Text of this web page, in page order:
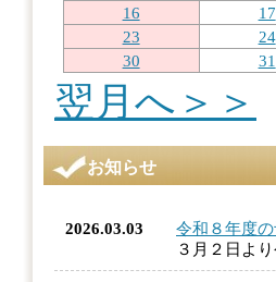
16
17
23
24
30
31
翌月へ＞＞
お知らせ
2026.03.03
令和８年度の
３月２日よ